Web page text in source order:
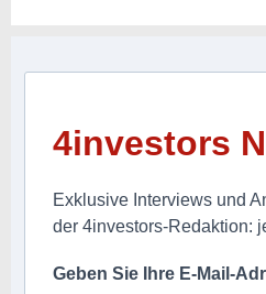
4investors
Exklusive Interviews und
der 4investors-Redaktion:
Geben Sie Ihre E-Mail-